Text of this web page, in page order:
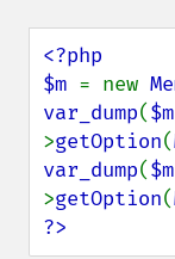
<?php
$m = new
var_dump($m
>getOption(
var_dump($m
>getOption(
?>